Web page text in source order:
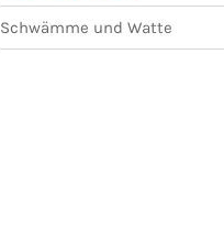
Schwämme und Watte